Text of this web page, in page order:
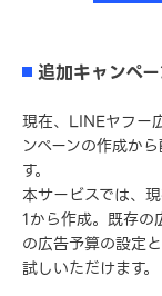
追加キャンペ
現在、LINEヤフー
ンペーンの作成か
す。
本サービスでは、
1から作成。既存の
の広告予算の設定
試しいただけます。